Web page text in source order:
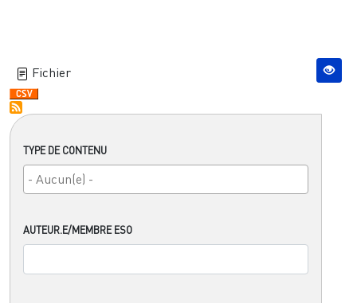
TYPE DE CONTENU
AUTEUR.E/MEMBRE ESO
Fichier